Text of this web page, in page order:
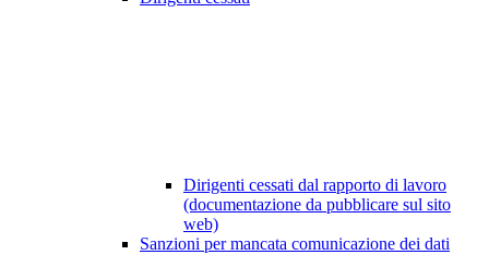
Dirigenti cessati dal rapporto di lavoro
(documentazione da pubblicare sul sito
web)
Sanzioni per mancata comunicazione dei dati